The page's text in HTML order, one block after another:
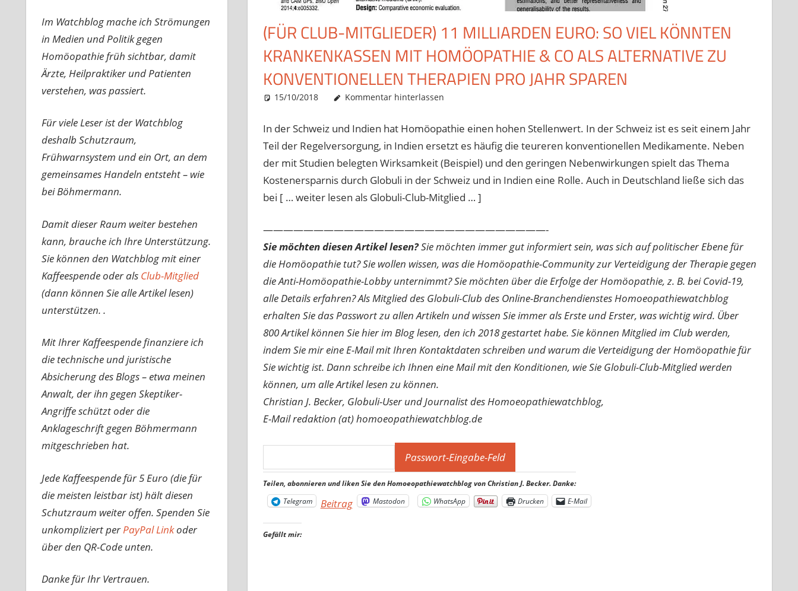
(FÜR CLUB-MITGLIEDER) 11 MILLIARDEN EURO: SO VIEL KÖNNTEN
KRANKENKASSEN MIT HOMÖOPATHIE & CO ALS ALTERNATIVE ZU
KONVENTIONELLEN THERAPIEN PRO JAHR SPAREN
15/10/2018 Christian J. Becker
Allgemein
Kommentar hinterlassen
In der Schweiz und Indien hat Homöopathie einen hohen Stellenwert. In der Schweiz ist es seit einem Jahr
Teil der Regelversorgung, in Indien ersetzt es häufig die teureren konventionellen Medikamente. Neben
der mit Studien belegten Wirksamkeit (Beispiel) und den geringen Nebenwirkungen spielt das Thema
Kostenersparnis durch Globuli in der Schweiz und in Indien eine Rolle. Auch in Deutschland ließe sich das
bei [ … weiter lesen als Globuli-Club-Mitglied … ]
————————————————————————————-
Sie möchten diesen Artikel lesen?Sie möchten immer gut informiert sein, was sich auf politischer Ebene für
die Homöopathie tut? Sie wollen wissen, was die Homöopathie-Community zur Verteidigung der Therapie gegen
die Anti-Homöopathie-Lobby unternimmt? Sie möchten über die Erfolge der Homöopathie, z. B. bei Covid-19,
alle Details erfahren? Als Mitglied des Globuli-Club des Online-Branchendienstes Homoeopathiewatchblog
erhalten Sie das Passwort zu allen Artikeln und wissen Sie immer als Erste und Erster, was wichtig wird. Über
800 Artikel können Sie hier im Blog lesen, den ich 2018 gestartet habe. Sie können Mitglied im Club werden,
indem Sie mir eine E-Mail mit Ihren Kontaktdaten schreiben und warum die Verteidigung der Homöopathie für
Sie wichtig ist. Dann schreibe ich Ihnen eine Mail mit den Konditionen, wie Sie Globuli-Club-Mitglied werden
können, um alle Artikel lesen zu können.
Christian J. Becker, Globuli-User und Journalist des Homoeopathiewatchblog,
E-Mail redaktion (at) homoeopathiewatchblog.de
Teilen, abonnieren und liken Sie den Homoeopathiewatchblog von Christian J. Becker. Danke:
Telegram
Beitrag Mastodon WhatsApp Drucken E-Mail
Gefällt mir:
Im Watchblog mache ich Strömungen
in Medien und Politik gegen
Homöopathie früh sichtbar, damit
Ärzte, Heilpraktiker und Patienten
verstehen, was passiert.
Für viele Leser ist der Watchblog
deshalb Schutzraum,
Frühwarnsystem und ein Ort, an dem
gemeinsames Handeln entsteht – wie
bei Böhmermann.
Damit dieser Raum weiter bestehen
kann, brauche ich Ihre Unterstützung.
Sie können den Watchblog mit einer
Kaffeespende oder als Club-Mitglied
(dann können Sie alle Artikel lesen)
unterstützen. .
Mit Ihrer Kaffeespende finanziere ich
die technische und juristische
Absicherung des Blogs – etwa meinen
Anwalt, der ihn gegen Skeptiker-
Angriffe schützt oder die
Anklageschrift gegen Böhmermann
mitgeschrieben hat.
Jede Kaffeespende für 5 Euro (die für
die meisten leistbar ist) hält diesen
Schutzraum weiter offen. Spenden Sie
unkompliziert perPayPal Linkoder
über den QR-Code unten.
Danke für Ihr Vertrauen.